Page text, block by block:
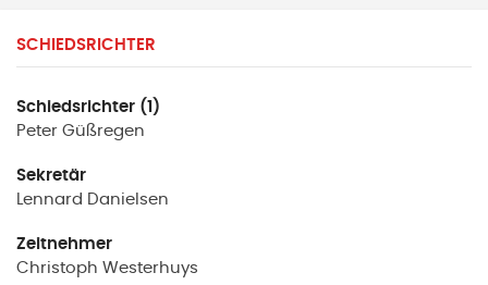
SCHIEDSRICHTER
Schiedsrichter (1)
Peter Güßregen
Sekretär
Lennard
Danielsen
Zeitnehmer
Christoph Westerhuys